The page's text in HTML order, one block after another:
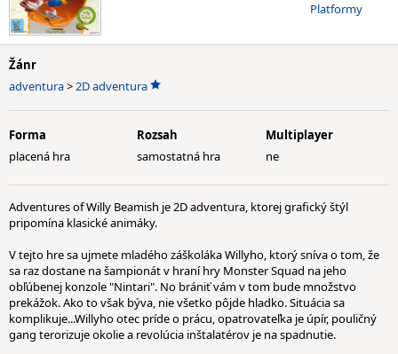
Platformy
Žánr
adventura>2D adventura
Forma
placená hra
Rozsah
samostatná hra
Multiplayer
ne
Adventures of Willy Beamish je 2D adventura, ktorej grafický štýl
pripomína klasické animáky.
V tejto hre sa ujmete mladého záškoláka Willyho, ktorý sníva o tom, že
sa raz dostane na šampionát v hraní hry Monster Squad na jeho
obľúbenej konzole "Nintari". No brániť vám v tom bude množstvo
prekážok. Ako to však býva, nie všetko pôjde hladko. Situácia sa
komplikuje...Willyho otec príde o prácu, opatrovateľka je úpír, pouličný
gang terorizuje okolie a revolúcia inštalatérov je na spadnutie.